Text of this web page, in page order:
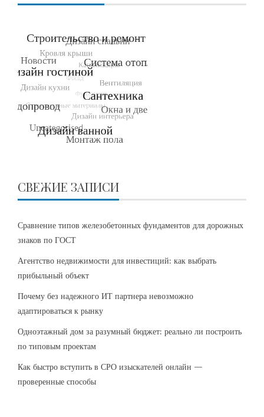
СВЕЖИЕ ЗАПИСИ
Сравнение типов железобетонных фундаментов для дорожных
знаков по ГОСТ
Агентство недвижимости для инвестиций: как выбрать
прибыльный объект
Почему без надежного ИТ партнера невозможно
адаптироваться к рынку
Одноэтажный дом за разумный бюджет: реально ли построить
по типовым проектам
Как быстро вступить в СРО изыскателей онлайн —
проверенные способы